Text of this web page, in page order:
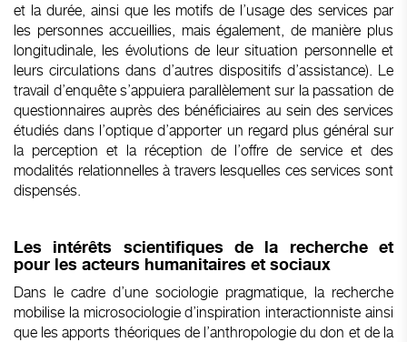
et la durée, ainsi que les motifs de l’usage des services par
les personnes accueillies, mais également, de manière plus
longitudinale, les évolutions de leur situation personnelle et
leurs circulations dans d’autres dispositifs d’assistance). Le
travail d’enquête s’appuiera parallèlement sur la passation de
questionnaires auprès des bénéficiaires au sein des services
étudiés dans l’optique d’apporter un regard plus général sur
la perception et la réception de l’offre de service et des
modalités relationnelles à travers lesquelles ces services sont
dispensés.
Les intérêts scientifiques de la recherche et
pour les acteurs humanitaires et sociaux
Dans le cadre d’une sociologie pragmatique, la recherche
mobilise la microsociologie d’inspiration interactionniste ainsi
que les apports théoriques de l’anthropologie du don et de la